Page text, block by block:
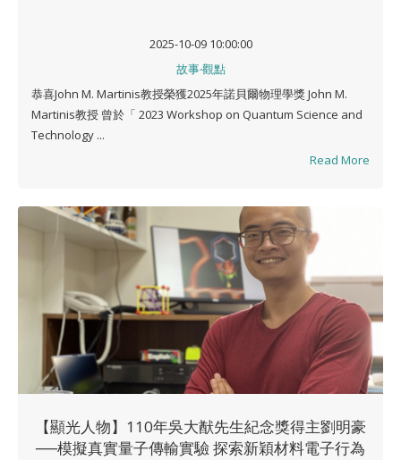
2025-10-09 10:00:00
故事‧觀點
恭喜John M. Martinis教授榮獲2025年諾貝爾物理學獎 John M.
Martinis教授 曾於「 2023 Workshop on Quantum Science and
Technology ...
Read More
【顯光人物】110年吳大猷先生紀念獎得主劉明豪
──模擬真實量子傳輸實驗 探索新穎材料電子行為